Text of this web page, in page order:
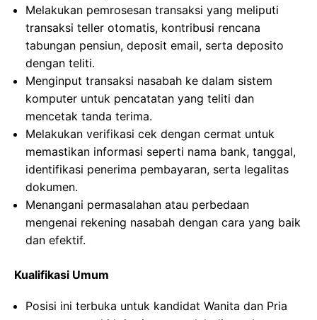
Melakukan pemrosesan transaksi yang meliputi
transaksi teller otomatis, kontribusi rencana
tabungan pensiun, deposit email, serta deposito
dengan teliti.
Menginput transaksi nasabah ke dalam sistem
komputer untuk pencatatan yang teliti dan
mencetak tanda terima.
Melakukan verifikasi cek dengan cermat untuk
memastikan informasi seperti nama bank, tanggal,
identifikasi penerima pembayaran, serta legalitas
dokumen.
Menangani permasalahan atau perbedaan
mengenai rekening nasabah dengan cara yang baik
dan efektif.
Kualifikasi Umum
Posisi ini terbuka untuk kandidat Wanita dan Pria